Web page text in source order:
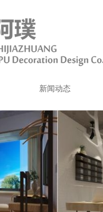
新闻动态